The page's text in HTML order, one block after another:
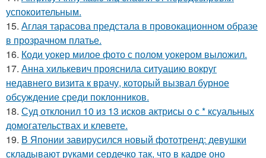
успокоительным.
15. Аглая тарасова предстала в провокационном образе
в прозрачном платье.
16. Коди уокер милое фото с полом уокером выложил.
17. Анна хилькевич прояснила ситуацию вокруг
недавнего визита к врачу, который вызвал бурное
обсуждение среди поклонников.
18. Суд отклонил 10 из 13 исков актрисы о с * ксуальных
домогательствах и клевете.
19. В Японии завирусился новый фототренд: девушки
складывают руками сердечко так, что в кадре оно